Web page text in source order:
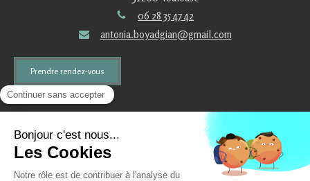
06 28 35 47 42
antonia.boyadgian@gmail.com
Prendre rendez-vous
©2021 Antonia Boyadgian - Neurofeedback qEEG
Plan du site